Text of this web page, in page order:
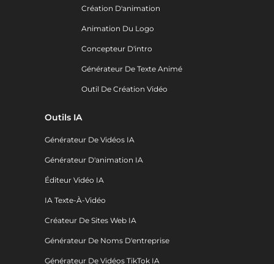
Création D'animation
Animation Du Logo
Concepteur D'intro
Générateur De Texte Animé
Outil De Création Vidéo
Outils IA
Générateur De Vidéos IA
Générateur D'animation IA
Éditeur Vidéo IA
IA Texte-À-Vidéo
Créateur De Sites Web IA
Générateur De Noms D'entreprise
Générateur De Vidéos TikTok IA